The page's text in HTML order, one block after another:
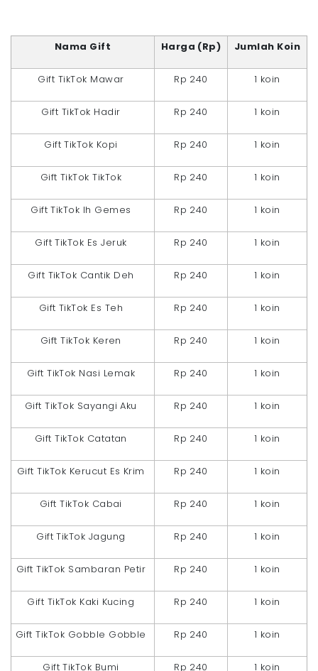
Nama Gift Harga (Rp) Jumlah Koin
Gift TikTok Mawar Rp 240 1 koin
Gift TikTok Hadir Rp 240 1 koin
Gift TikTok Kopi Rp 240 1 koin
Gift TikTok TikTok Rp 240 1 koin
Gift TikTok Ih Gemes Rp 240 1 koin
Gift TikTok Es Jeruk Rp 240 1 koin
Gift TikTok Cantik Deh Rp 240 1 koin
Gift TikTok Es Teh Rp 240 1 koin
Gift TikTok Keren Rp 240 1 koin
Gift TikTok Nasi Lemak Rp 240 1 koin
Gift TikTok Sayangi Aku Rp 240 1 koin
Gift TikTok Catatan Rp 240 1 koin
Gift TikTok Kerucut Es Krim Rp 240 1 koin
Gift TikTok Cabai Rp 240 1 koin
Gift TikTok Jagung Rp 240 1 koin
Gift TikTok Sambaran Petir Rp 240 1 koin
Gift TikTok Kaki Kucing Rp 240 1 koin
Gift TikTok Gobble Gobble Rp 240 1 koin
Gift TikTok Bumi Rp 240 1 koin